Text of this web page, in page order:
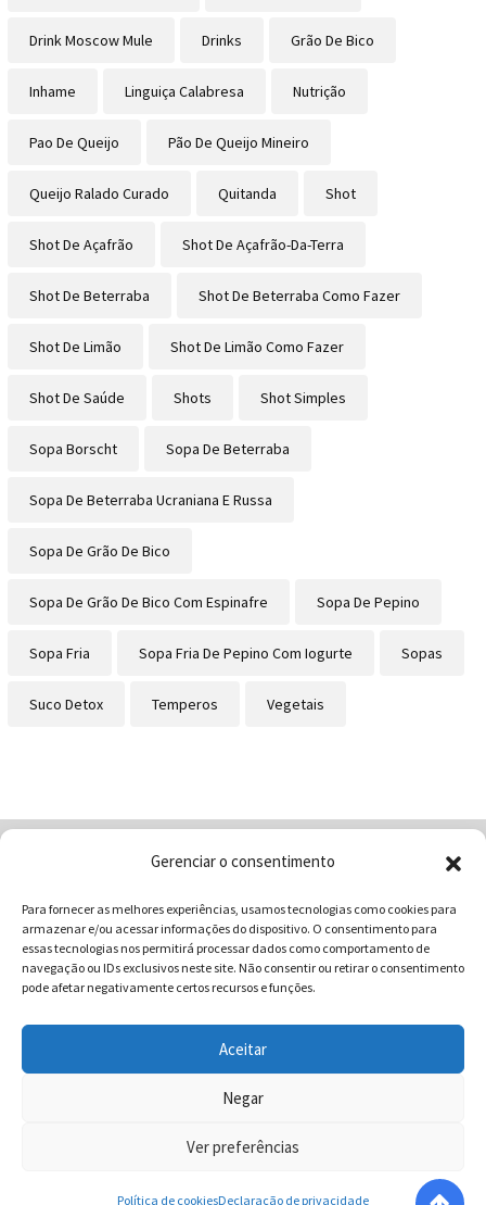
Gerenciar o consentimento
Para fornecer as melhores experiências, usamos tecnologias como cookies para
armazenar e/ou acessar informações do dispositivo. O consentimento para
essas tecnologias nos permitirá processar dados como comportamento de
navegação ou IDs exclusivos neste site. Não consentir ou retirar o consentimento
pode afetar negativamente certos recursos e funções.
Aceitar
Negar
Ver preferências
Política de cookiesDeclaração de privacidade
Drink Moscow Mule Drinks Grão De Bico
Inhame Linguiça Calabresa Nutrição
Pao De Queijo Pão De Queijo Mineiro
Queijo Ralado Curado Quitanda Shot
Shot De Açafrão Shot De Açafrão-Da-Terra
Shot De Beterraba Shot De Beterraba Como Fazer
Shot De Limão Shot De Limão Como Fazer
Shot De Saúde Shots Shot Simples
Sopa Borscht Sopa De Beterraba
Sopa De Beterraba Ucraniana E Russa
Sopa De Grão De Bico
Sopa De Grão De Bico Com Espinafre Sopa De Pepino
Sopa Fria Sopa Fria De Pepino Com Iogurte Sopas
Suco Detox Temperos Vegetais
Contatos
Receitas
Blog
Vocabulário da Gastronomia
COMUNICAR - Comunicação e Marketing | CNPJ:
03.013.350/0001-80 | Rua 82 Nº99 Qd. F13 Lt. 13 Sala 01 - Setor
996358681 - CEP: 74.083-010 | © 2025 COMUNICAR.COM.BR